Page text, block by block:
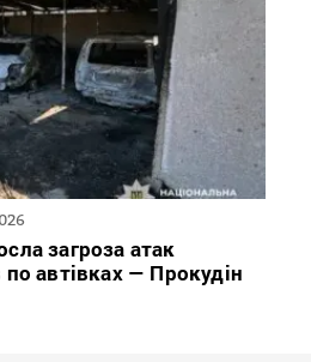
загроза атак
по автівках — Прокудін